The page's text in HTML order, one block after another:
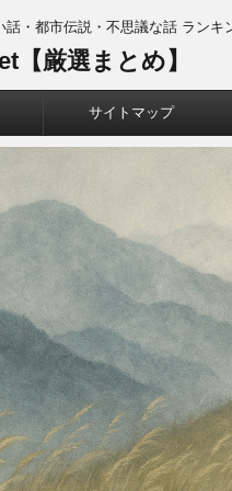
話・都市伝説・不思議な話 ランキ
【厳選まとめ】
サイトマップ